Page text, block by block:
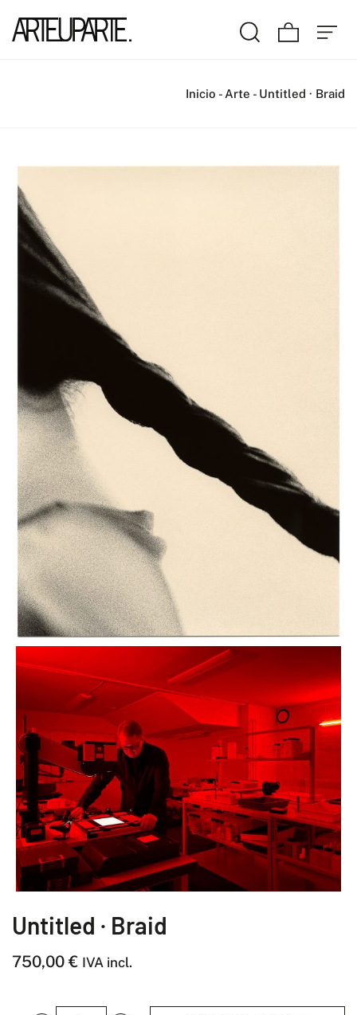
Inicio - Arte - Untitled · Braid
Untitled · Braid
750,00€ IVA incl.